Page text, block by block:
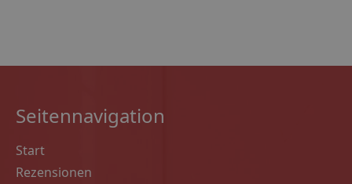
Seitennavigation
Start
Rezensionen